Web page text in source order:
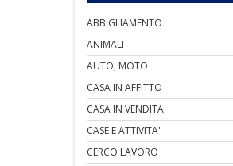
ABBIGLIAMENTO
ANIMALI
AUTO, MOTO
CASA IN AFFITTO
CASA IN VENDITA
CASE E ATTIVITA'
CERCO LAVORO